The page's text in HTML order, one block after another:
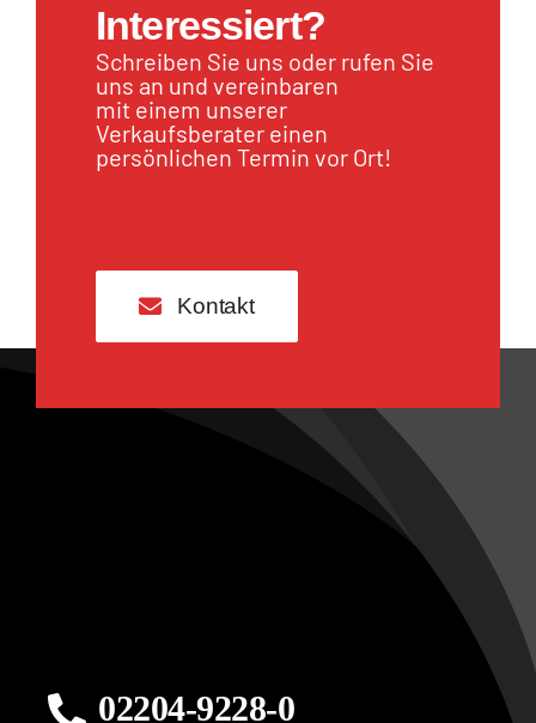
Interessiert?
Schreiben Sie uns oder rufen Sie
uns an und vereinbaren
mit einem unserer
Verkaufsberater einen
persönlichen Termin vor Ort!
Kontakt
02204-9228-0